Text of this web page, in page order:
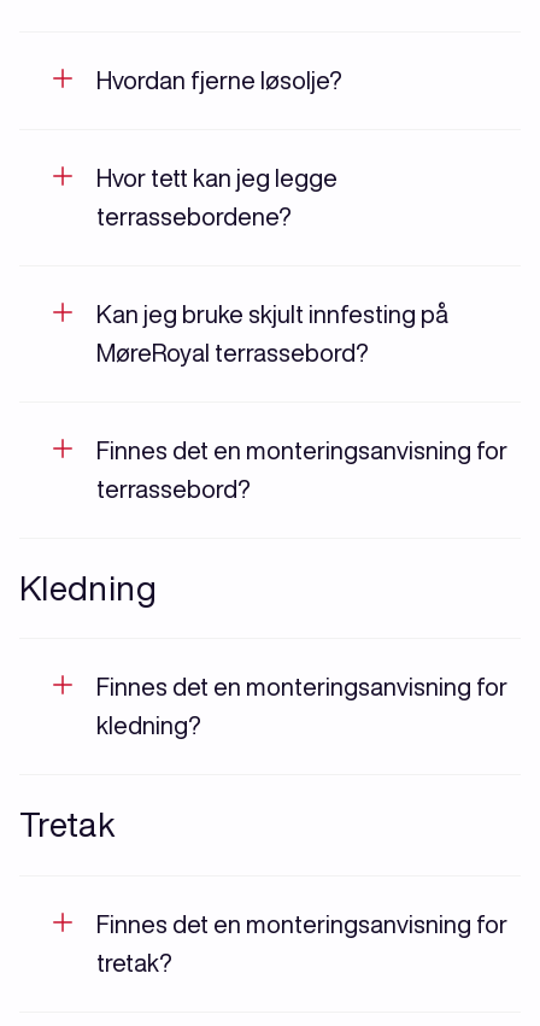
Hvordan fjerne løsolje?
Hvor tett kan jeg legge
terrassebordene?
Kan jeg bruke skjult innfesting på
MøreRoyal terrassebord?
Finnes det en monteringsanvisning for
terrassebord?
Kledning
Finnes det en monteringsanvisning for
kledning?
Tretak
Finnes det en monteringsanvisning for
tretak?